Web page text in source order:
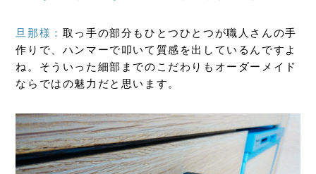
旦那様： 取っ手の部分もひとつひとつが職人さんの手
作りで、ハンマーで叩いて質感を出しているんですよ
ね。そういった細部までのこだわりもオーダーメイド
ならではの魅力だと思います。